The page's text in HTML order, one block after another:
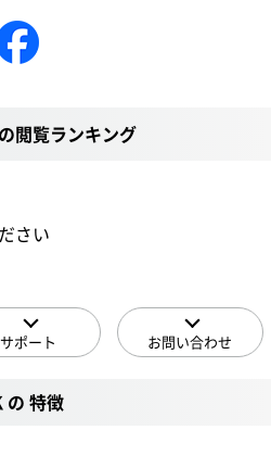
閲覧ランキング
さい
サポート お問い合わせ
の 特徴